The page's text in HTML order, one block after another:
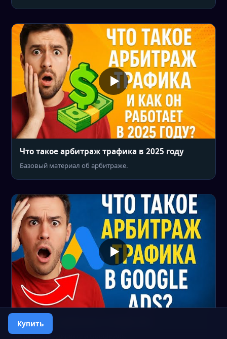
Что такое арбитраж трафика в 2025 году
Базовый материал об арбитраже.
Что такое арбитраж в Google Ads
Сравнение Директа и Google Ads.
Купить